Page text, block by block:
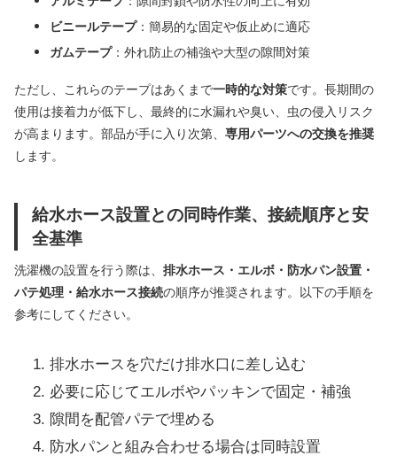
ビニールテープ：簡易的な固定や仮止めに適応
ガムテープ：外れ防止の補強や大型の隙間対策
ただし、これらのテープはあくまで一時的な対策です。長期間の
使用は接着力が低下し、最終的に水漏れや臭い、虫の侵入リスク
が高まります。部品が手に入り次第、 専用パーツへの交換を推奨
します。
給水ホース設置との同時作業、接続順序と安
全基準
洗濯機の設置を行う際は、 排水ホース・エルボ・防水パン設置・
パテ処理・給水ホース接続の順序が推奨されます。以下の手順を
参考にしてください。
排水ホースを穴だけ排水口に差し込む
必要に応じてエルボやパッキンで固定・補強
隙間を配管パテで埋める
防水パンと組み合わせる場合は同時設置